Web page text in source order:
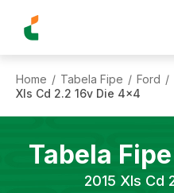
Home / Tabela Fipe / Ford /
Xls Cd 2.2 16v Die 4x4
Tabela Fipe
2015 Xls Cd